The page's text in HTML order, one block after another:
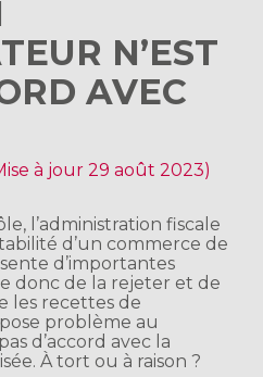
N’EST
AVEC
à jour 29 août 2023)
l’administration fiscale
d’un commerce de
d’importantes
donc de la rejeter et de
les recettes de
problème au
d’accord avec la
À tort ou à raison ?